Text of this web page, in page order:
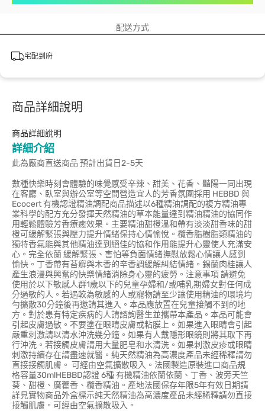
配送方式
宅配到府
商品詳細說明
商品詳細說明
詳細介紹
此為廠商直送商品 預計出貨日2-5天
數種快樂時刻會體驗的味覺感受辛辣、甜美、花香、豔陽一同出現
在客廳、臥室與辦公室等空間營造宜人的芳香氛圍採用 HEBBD 與
Ecocert 有機認證精油調配商品描述以6種精油調配的複方精油專
業科學的配方充分發揮天然精油的草本能量達到精油精油的協同作
用輕鬆體驗芳香療癒效果。主要精油甜橙溫和帶有淡淡甜香味的甜
橙可緩解緊張與壓力提升情緒保持心情愉悅。欖香脂樹脂類精油的
獨特香氣能與其他精油達到絕佳的協和作用能提升心靈使人充滿安
心。完全依蘭 緩解緊張、害怕等負面情緒撫慰放鬆心情讓人感到
愉快。丁香帶有苔癬與木香的辛香調緩解糾結情緒。錫蘭肉桂讓人
產生浪漫與興奮的快樂情緒消除身心靈的疲勞。注意事項 請避免
使用於以下敏感人群1歲以下的兒童孕婦和/或哺乳期婦女對任何成
分過敏的人。若遇較為敏感的人或寵物請至少讓使用精油的環境均
勻擴散30分鐘後再邀請其進入。本品應放置在兒童接觸不到的地
方。對於患有特定疾病的人請諮詢醫生並攜帶本產品。本品可能會
引起皮膚過敏。不要塗在眼睛皮膚或粘膜上。如果進入眼睛會引起
嚴重刺激請以清水沖洗幾分鐘。如果有人戴隱形眼鏡則將其取下再
行沖洗。若接觸皮膚請用大量肥皂和水清洗。如果刺激皮疹或眼睛
刺激持續存在請盡速就醫。純天然精油為高濃度產品未經稀釋請勿
直接接觸肌膚。 可經由空氣擴散吸入。法國製造原裝進口商品規
格容量30mlHEBBD認證 6種 有機精油依蘭依蘭、丁香、波旁天竺
葵、甜橙、廣藿香、欖香精油。產地法國保存年限5年有效日期請
詳見實物商品外盒標示純天然精油為高濃度產品未經稀釋請勿直接
接觸肌膚。可經由空氣擴散吸入。